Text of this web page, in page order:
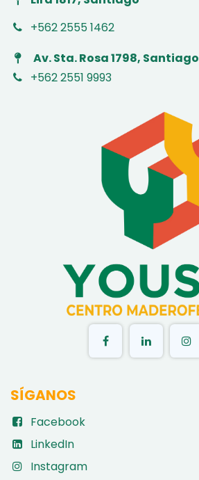
+562 2555 1462
Av. Sta. Rosa 1798, Santiago
+562 2551 9993
SÍGANOS
Facebook
LinkedIn
Instagram